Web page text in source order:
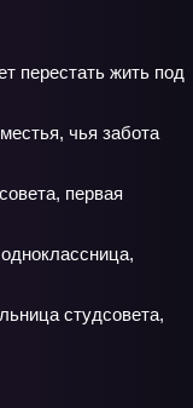
перестать жить под
чья забота
первая
студсовета,